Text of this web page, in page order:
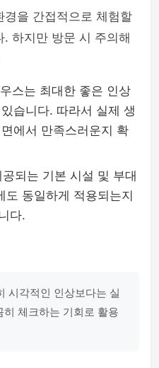
을 간접적으로 체험할
하지만 방문 시 주의해
스는 최대한 좋은 인상
습니다. 따라서 실제 생
에서 만족스러운지 확
공되는 기본 시설 및 부대
도 동일하게 적용되는지
다.
시각적인 인상보다는 실
체크하는 기회로 활용